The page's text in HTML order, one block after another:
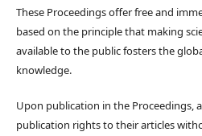
These Proceedings offer free and
based on the principle that making
available to the public fosters the
knowledge.
Upon publication in the Proceedings,
publication rights to their articles